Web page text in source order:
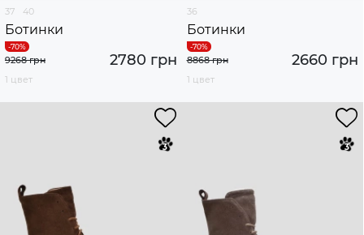
37 40
Ботинки
2780 грн
9268 грн
1 цвет
36
Ботинки
2660 грн
8868 грн
1 цвет